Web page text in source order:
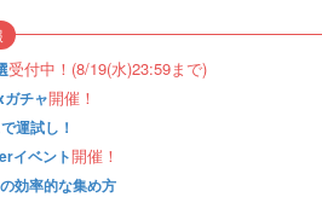
受付中！(8/19(水)23:59まで)
チャ開催！
運試し！
イベント開催！
効率的な集め方